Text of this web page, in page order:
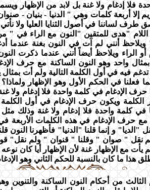
فلا إدغام ولا غنة بل لابد من الإظهار
إلا أربعة كلمات وهي " الدنيا - بنيان -
طرف لساننا في أصول الثنايا العليا ولا نأتي
اللام "هدى للمتقين "النون مع الراء في "
أنني لم آت في النون بغنة عندما
أو الراء ويلاحظ أيضاً أنني عندما ذكرت
بمثال واحد وهو النون الساكنة مع حرف
فيه في أول الكلمة التالية ولم أت
فعلنا في الحكم الأول وهو الإظهار
حرف الإدغام في كلمة واحدة فلا إدغام ولا
ويكون حرف الإدغام في أول الكلمة
في كلمة واحدة فلا إدغام ولا غنة وذلك
حرف الإدغام في هذه الكلمات الأربعة
"الديا" و إنما قلنا "الدنيا" فأظهرنا
نقل " صوان " وقلنا " قنوان " ولم نقل"
يأت مع الإظهار غنة لأن الإظهار أيا كان
هذا ما كان بالنسبة للحكم الثاني وهو
الثالث من أحكام النون الساكنة والتنوين